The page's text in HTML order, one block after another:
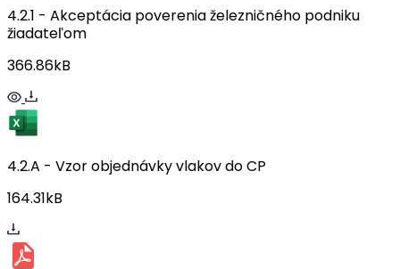
4.2.1 - Akceptácia poverenia železničného podniku
žiadateľom
366.86kB
4.2.A - Vzor objednávky vlakov do CP
164.31kB